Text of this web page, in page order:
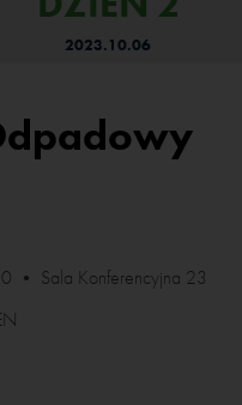
2023.10.06
• Sala Konferencyjna 23